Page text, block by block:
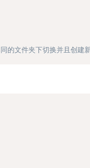
的文件夹下切换并且创建